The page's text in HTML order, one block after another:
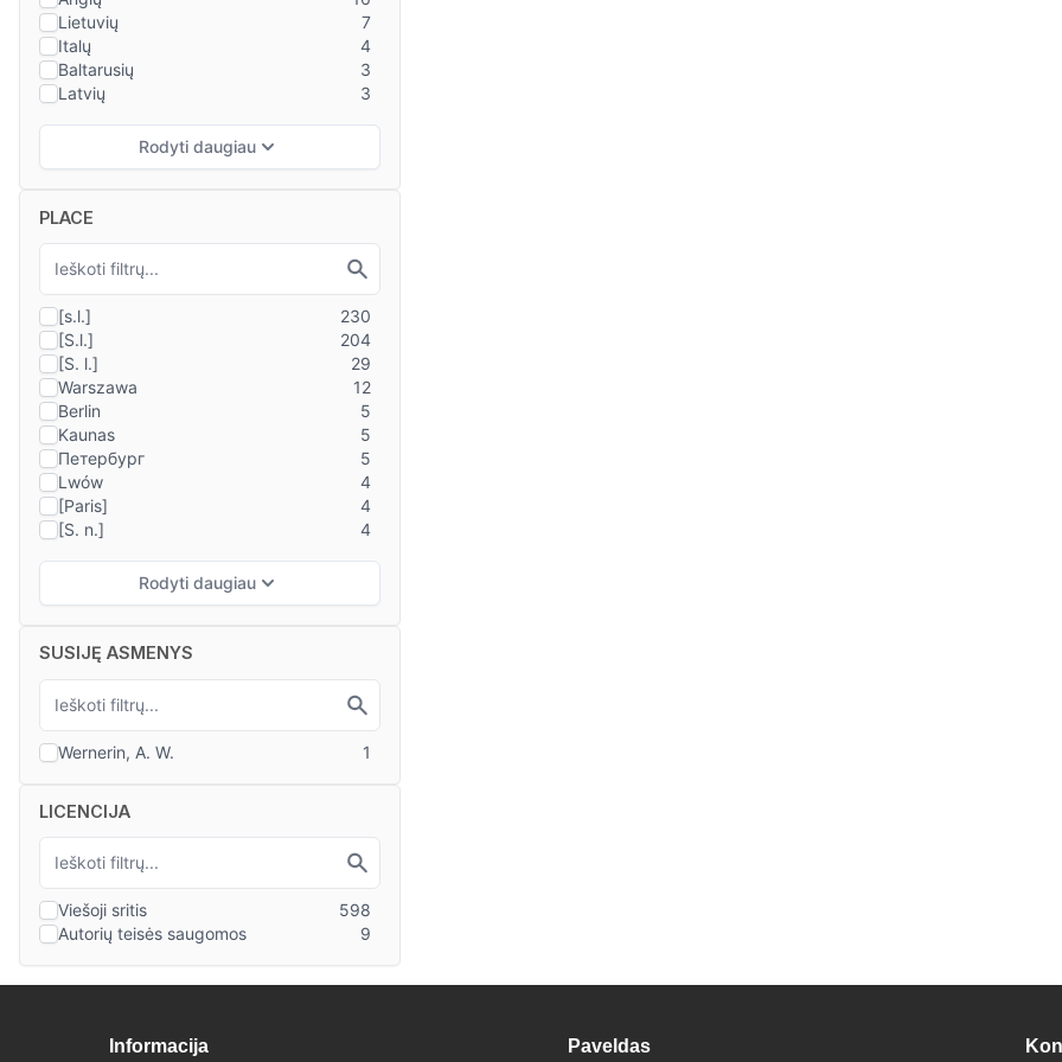
PLACE
SUSIJĘ ASMENYS
LICENCIJA
Informacija Paveldas